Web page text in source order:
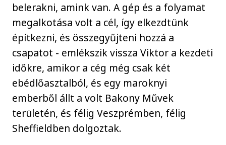
belerakni, amink van. A gép és a folyamat
megalkotása volt a cél, így elkezdtünk
építkezni, és összegyűjteni hozzá a
csapatot - emlékszik vissza Viktor a kezdeti
időkre, amikor a cég még csak két
ebédlőasztalból, és egy maroknyi
emberből állt a volt Bakony Művek
területén, és félig Veszprémben, félig
Sheffieldben dolgoztak.